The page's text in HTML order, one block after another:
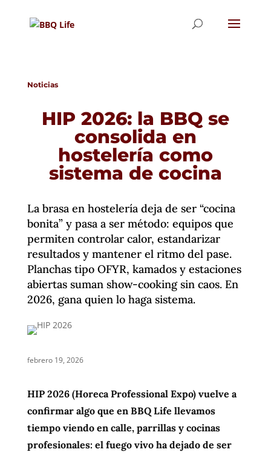
Noticias
HIP 2026: la BBQ se
consolida en
hostelería como
sistema de cocina
La brasa en hostelería deja de ser “cocina
bonita” y pasa a ser método: equipos que
permiten controlar calor, estandarizar
resultados y mantener el ritmo del pase.
Planchas tipo OFYR, kamados y estaciones
abiertas suman show-cooking sin caos. En
2026, gana quien lo haga sistema.
febrero 19, 2026
HIP 2026 (Horeca Professional Expo) vuelve a
confirmar algo que en BBQ Life llevamos
tiempo viendo en calle, parrillas y cocinas
profesionales: el fuego vivo ha dejado de ser